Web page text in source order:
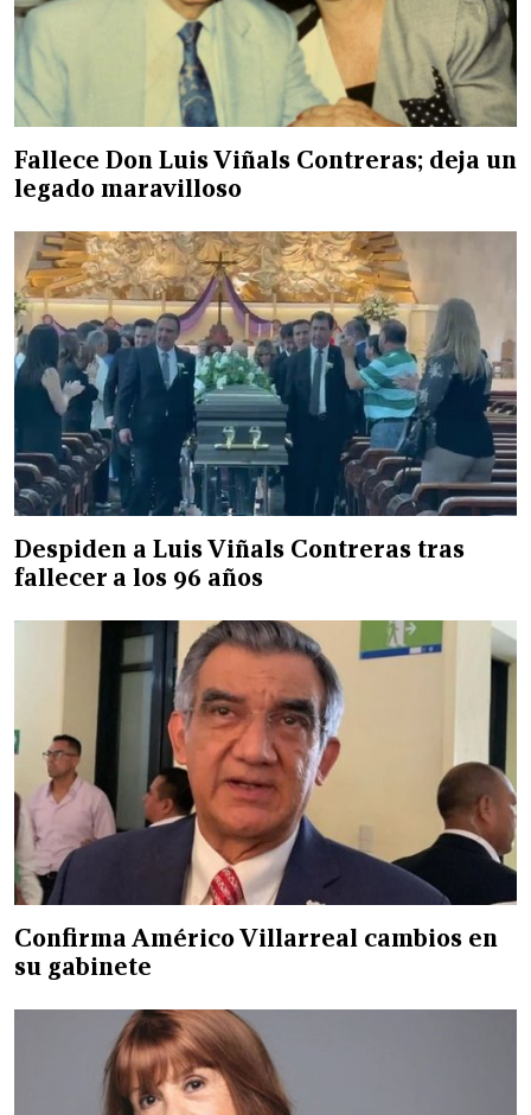
Fallece Don Luis Viñals Contreras; deja un
legado maravilloso
Despiden a Luis Viñals Contreras tras
fallecer a los 96 años
Confirma Américo Villarreal cambios en
su gabinete